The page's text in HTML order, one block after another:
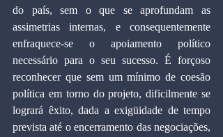
do país, sem o que se aprofundam as
assimetrias internas, e consequentemente
enfraquece-se o apoiamento político
necessário para o seu sucesso. É forçoso
reconhecer que sem um mínimo de coesão
política em torno do projeto, dificilmente se
logrará êxito, dada a exigüidade de tempo
prevista até o encerramento das negociações,